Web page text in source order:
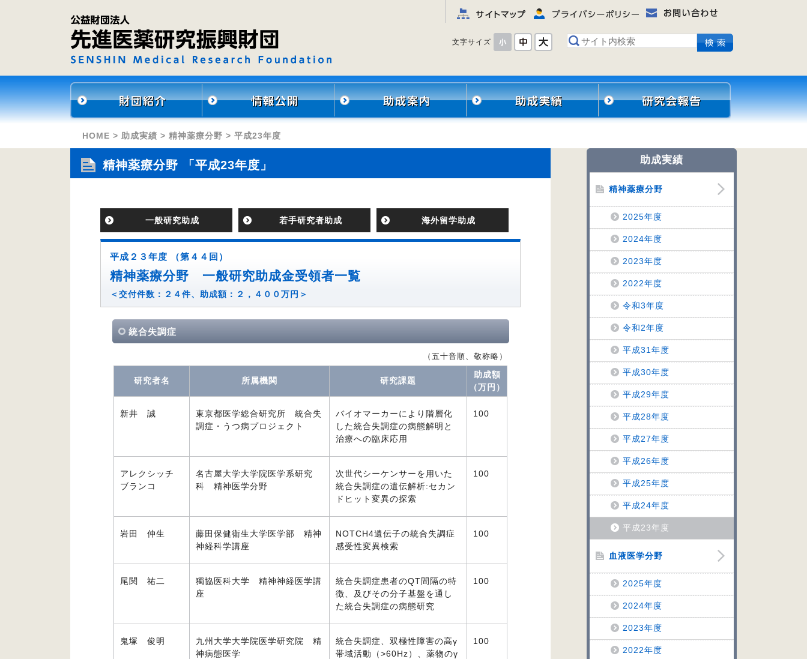
文字サイズ
HOME > 助成実績 > 精神薬療分野 > 平成23年度
助成実績
精神薬療分野
2025年度
2024年度
2023年度
2022年度
令和3年度
令和2年度
平成31年度
平成30年度
平成29年度
平成28年度
平成27年度
平成26年度
平成25年度
平成24年度
平成23年度
血液医学分野
2025年度
2024年度
2023年度
2022年度
精神薬療分野 「平成23年度」
一般研究助成 若手研究者助成 海外留学助成
平成２３年度 （第４４回）
精神薬療分野 一般研究助成金受領者一覧
＜交付件数：２４件、助成額：２，４００万円＞
統合失調症
（五十音順、敬称略）
研究者名 所属機関 研究課題
助成額
（万円）
新井 誠
東京都医学総合研究所 統合失
調症・うつ病プロジェクト
バイオマーカーにより階層化
した統合失調症の病態解明と
治療への臨床応用
100
アレクシッチ
ブランコ
名古屋大学大学院医学系研究
科 精神医学分野
次世代シーケンサーを用いた
統合失調症の遺伝解析:セカン
ドヒット変異の探索
100
岩田 仲生
藤田保健衛生大学医学部 精神
神経科学講座
NOTCH4遺伝子の統合失調症
感受性変異検索
100
尾関 祐二
獨協医科大学 精神神経医学講
座
統合失調症患者のQT間隔の特
徴、及びその分子基盤を通し
た統合失調症の病態研究
100
鬼塚 俊明
九州大学大学院医学研究院 精
神病態医学
統合失調症、双極性障害の高γ
帯域活動（>60Hz）、薬物のγ
100